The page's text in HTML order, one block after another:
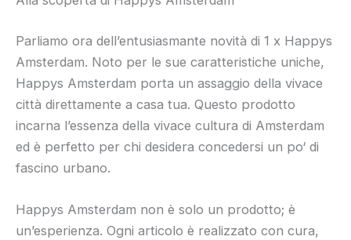
Parliamo ora dell’entusiasmante novità di 1 x Happys
Amsterdam. Noto per le sue caratteristiche uniche,
Happys Amsterdam porta un assaggio della vivace
città direttamente a casa tua. Questo prodotto
incarna l’essenza della vivace cultura di Amsterdam
ed è perfetto per chi desidera concedersi un po‘ di
fascino urbano.
Happys Amsterdam non è solo un prodotto; è
un’esperienza. Ogni articolo è realizzato con cura,